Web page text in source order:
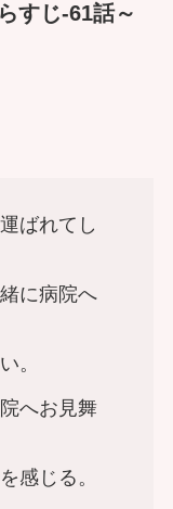
すじ-61話～
ばれてし
に病院へ
。
へお見舞
感じる。